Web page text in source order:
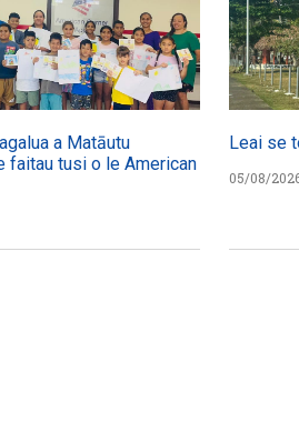
a Matāutu
faitau tusi o le American
Leai se
05/08/